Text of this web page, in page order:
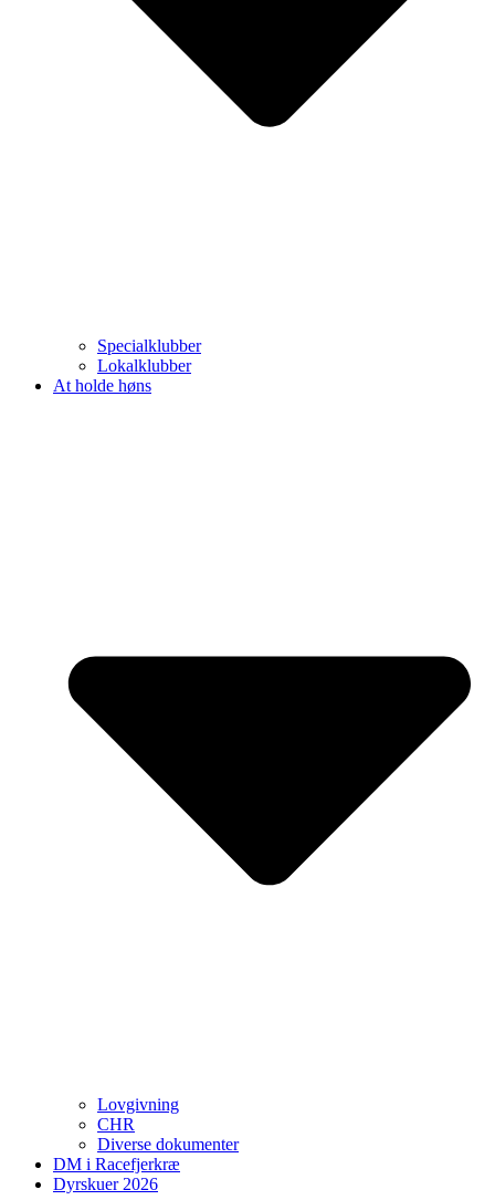
Specialklubber
Lokalklubber
At holde høns
Lovgivning
CHR
Diverse dokumenter
DM i Racefjerkræ
Dyrskuer 2026